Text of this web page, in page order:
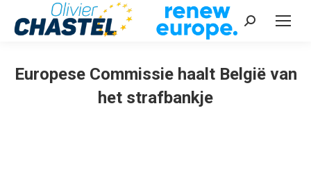
Recherche
Europese Commissie haalt België van
het strafbankje